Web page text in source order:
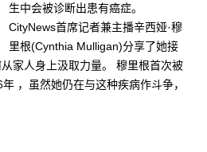
生中会被诊断出患有癌症。
CityNews首席记者兼主播辛西娅·穆
里根(Cynthia Mulligan)分享了她接
家人身上汲取力量。 穆里根首次被
，虽然她仍在与这种疾病作斗争，